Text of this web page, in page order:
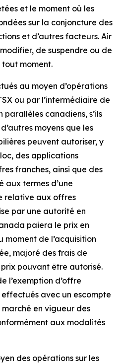
et le moment où les
sur la conjoncture des
et d’autres facteurs. Air
de suspendre ou de
tout moment.
au moyen d’opérations
ou par l’intermédiaire de
canadiens, s’ils
moyens que les
peuvent autoriser, y
des applications
franches, ainsi que des
aux termes d’une
relative aux offres
par une autorité en
paiera le prix en
moment de l’acquisition
majoré des frais de
pouvant être autorisé.
l’exemption d’offre
avec un escompte
en vigueur des
aux modalités
des opérations sur les